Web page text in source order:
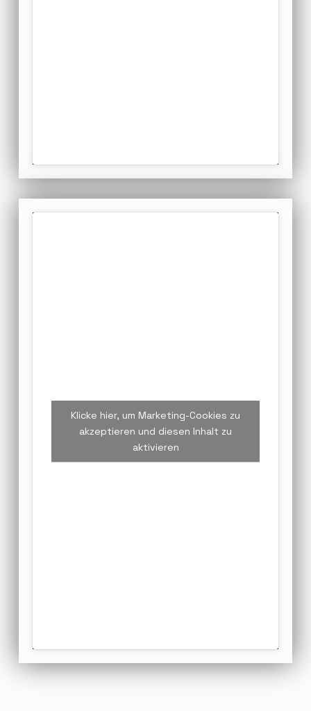
Klicke hier, um Marketing-Cookies zu
akzeptieren und diesen Inhalt zu
aktivieren